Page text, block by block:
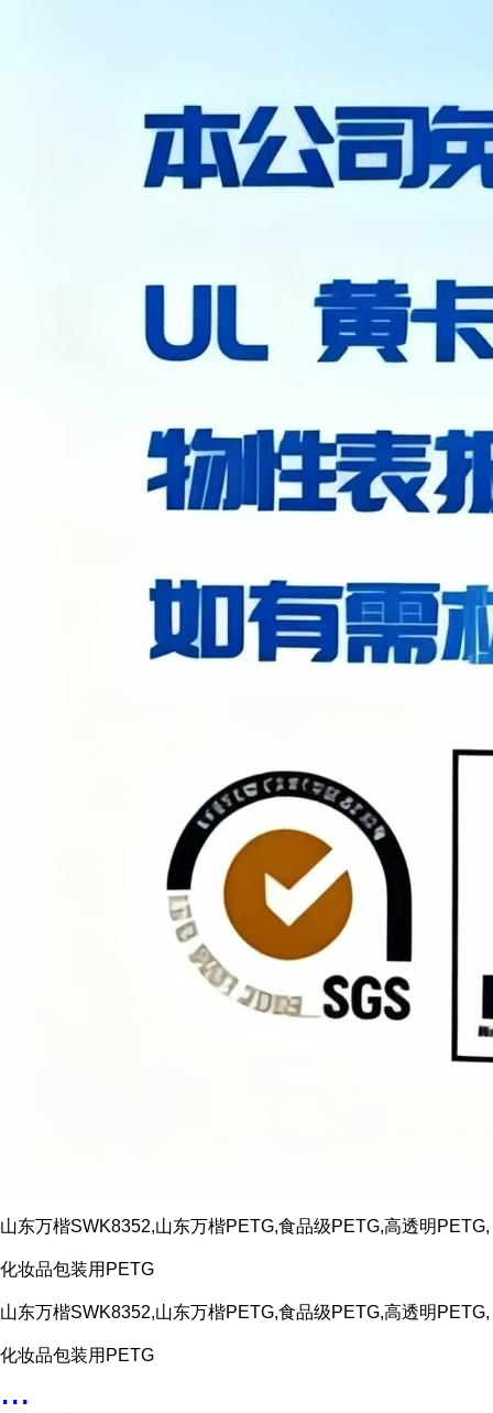
山东万楷SWK8352,山东万楷PETG,食品级PETG,高透明PETG,
化妆品包装用PETG
山东万楷SWK8352,山东万楷PETG,食品级PETG,高透明PETG,
化妆品包装用PETG
...